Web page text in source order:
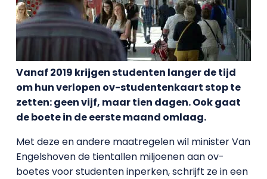
Vanaf 2019 krijgen studenten langer de tijd
om hun verlopen ov-studentenkaart stop te
zetten: geen vijf, maar tien dagen. Ook gaat
de boete in de eerste maand omlaag.
Met deze en andere maatregelen wil minister Van
Engelshoven de tientallen miljoenen aan ov-
boetes voor studenten inperken, schrijft ze in een